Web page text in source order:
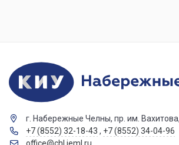
г. Набережные Челны, пр. им.
+7 (8552) 32-18-43 , +7 (8552) 34-04-96